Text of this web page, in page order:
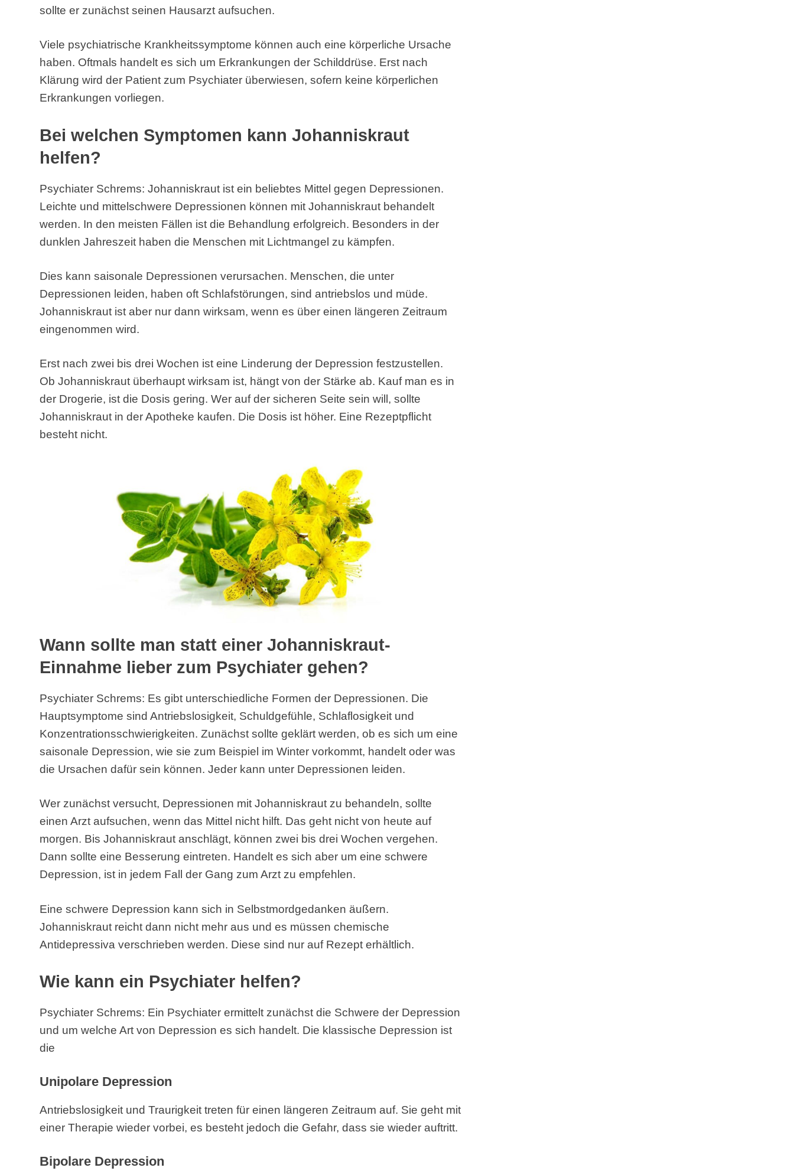
sollte er zunächst seinen Hausarzt aufsuchen.
Viele psychiatrische Krankheitssymptome können auch eine körperliche Ursache
haben. Oftmals handelt es sich um Erkrankungen der Schilddrüse. Erst nach
Klärung wird der Patient zum Psychiater überwiesen, sofern keine körperlichen
Erkrankungen vorliegen.
Bei welchen Symptomen kann Johanniskraut
helfen?
Psychiater Schrems: Johanniskraut ist ein beliebtes Mittel gegen Depressionen.
Leichte und mittelschwere Depressionen können mit Johanniskraut behandelt
werden. In den meisten Fällen ist die Behandlung erfolgreich. Besonders in der
dunklen Jahreszeit haben die Menschen mit Lichtmangel zu kämpfen.
Dies kann saisonale Depressionen verursachen. Menschen, die unter
Depressionen leiden, haben oft Schlafstörungen, sind antriebslos und müde.
Johanniskraut ist aber nur dann wirksam, wenn es über einen längeren Zeitraum
eingenommen wird.
Erst nach zwei bis drei Wochen ist eine Linderung der Depression festzustellen.
Ob Johanniskraut überhaupt wirksam ist, hängt von der Stärke ab. Kauf man es in
der Drogerie, ist die Dosis gering. Wer auf der sicheren Seite sein will, sollte
Johanniskraut in der Apotheke kaufen. Die Dosis ist höher. Eine Rezeptpflicht
besteht nicht.
Wann sollte man statt einer Johanniskraut-
Einnahme lieber zum Psychiater gehen?
Psychiater Schrems: Es gibt unterschiedliche Formen der Depressionen. Die
Hauptsymptome sind Antriebslosigkeit, Schuldgefühle, Schlaflosigkeit und
Konzentrationsschwierigkeiten. Zunächst sollte geklärt werden, ob es sich um eine
saisonale Depression, wie sie zum Beispiel im Winter vorkommt, handelt oder was
die Ursachen dafür sein können. Jeder kann unter Depressionen leiden.
Wer zunächst versucht, Depressionen mit Johanniskraut zu behandeln, sollte
einen Arzt aufsuchen, wenn das Mittel nicht hilft. Das geht nicht von heute auf
morgen. Bis Johanniskraut anschlägt, können zwei bis drei Wochen vergehen.
Dann sollte eine Besserung eintreten. Handelt es sich aber um eine schwere
Depression, ist in jedem Fall der Gang zum Arzt zu empfehlen.
Eine schwere Depression kann sich in Selbstmordgedanken äußern.
Johanniskraut reicht dann nicht mehr aus und es müssen chemische
Antidepressiva verschrieben werden. Diese sind nur auf Rezept erhältlich.
Wie kann ein Psychiater helfen?
Psychiater Schrems: Ein Psychiater ermittelt zunächst die Schwere der Depression
und um welche Art von Depression es sich handelt. Die klassische Depression ist
die
Unipolare Depression
Antriebslosigkeit und Traurigkeit treten für einen längeren Zeitraum auf. Sie geht mit
einer Therapie wieder vorbei, es besteht jedoch die Gefahr, dass sie wieder auftritt.
Bipolare Depression